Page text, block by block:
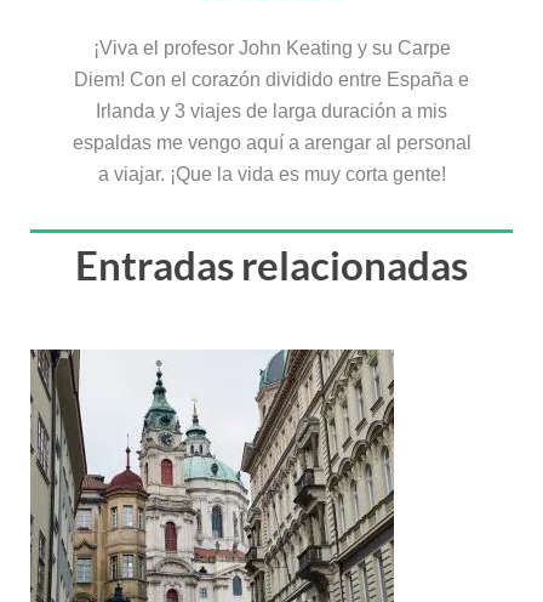
¡Viva el profesor John Keating y su Carpe
Diem! Con el corazón dividido entre España e
Irlanda y 3 viajes de larga duración a mis
espaldas me vengo aquí a arengar al personal
a viajar. ¡Que la vida es muy corta gente!
Entradas relacionadas